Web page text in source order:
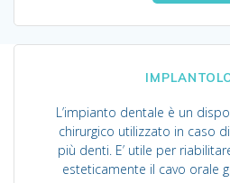
L’impianto dentale è un
chirurgico utilizzato in caso
più denti. E’ utile per
esteticamente il cavo orale